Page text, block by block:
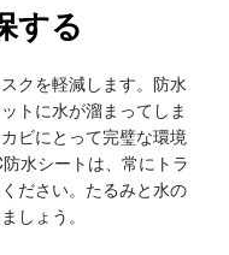
する
クを軽減します。防水
トに水が溜まってしま
ビにとって完璧な環境
水シートは、常にトラ
ださい。たるみと水の
しょう。